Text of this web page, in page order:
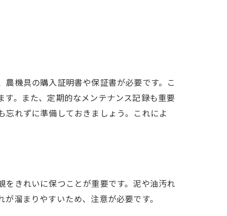
項
機具の購入証明書や保証書が必要です。こ
。また、定期的なメンテナンス記録も重要
れずに準備しておきましょう。これによ
きれいに保つことが重要です。泥や油汚れ
溜まりやすいため、注意が必要です。